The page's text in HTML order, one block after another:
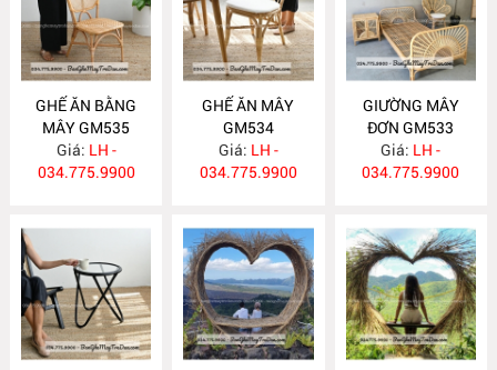
GHẾ ĂN BẰNG
MÂY GM535
Giá: LH -
034.775.9900
GHẾ ĂN MÂY
GM534
Giá: LH -
034.775.9900
GIƯỜNG MÂY
ĐƠN GM533
Giá: LH -
034.775.9900